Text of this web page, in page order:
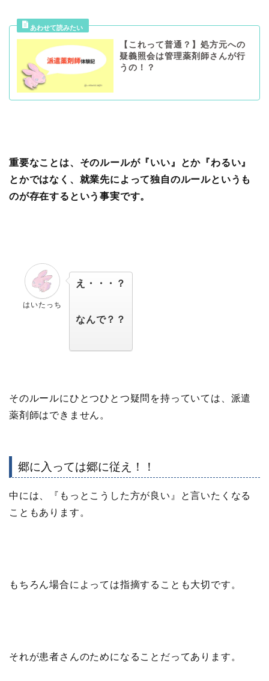
【これって普通？】処方元への
疑義照会は管理薬剤師さんが行
うの！？
重要なことは、そのルールが『いい』とか『わるい』
とかではなく、就業先によって独自のルールというも
のが存在するという事実です。
はいたっち
え・・・？
なんで？？
そのルールにひとつひとつ疑問を持っていては、派遣
薬剤師はできません。
郷に入っては郷に従え！！
中には、『 もっとこうした方が良い 』と言いたくなる
こともあります。
もちろん場合によっては指摘することも大切です。
それが患者さんのためになることだってあります。